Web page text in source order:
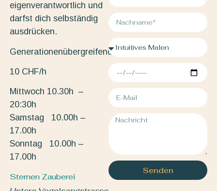
eigenverantwortlich und
darfst dich selbständig
ausdrücken.
Generationenübergreifend.
10 CHF/h
Mittwoch 10.30h –
20:30h
Samstag 10.00h –
17.00h
Sonntag 10.00h –
17.00h
Sternen Zauberei
Senden